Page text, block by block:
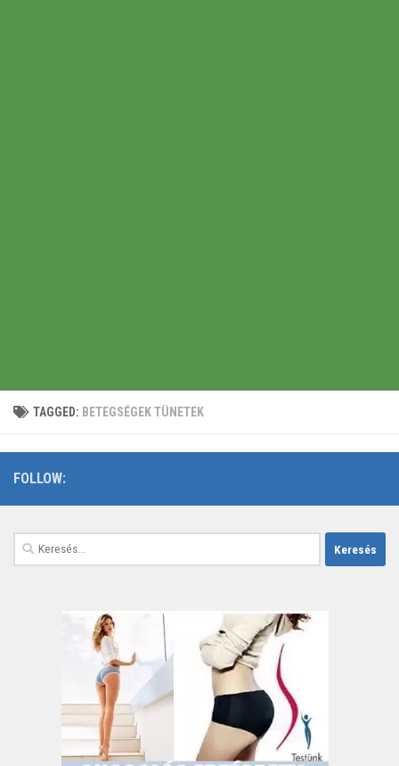
TAGGED: BETEGSÉGEK TÜNETEK
FOLLOW:
Keresés: